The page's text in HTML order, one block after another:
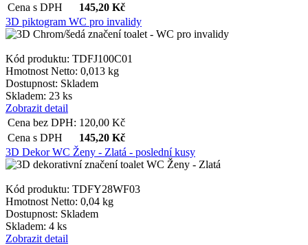
Cena s DPH
145,20 Kč
3D piktogram WC pro invalidy
Kód produktu: TDFJ100C01
Hmotnost Netto: 0,013 kg
Dostupnost: Skladem
Skladem: 23 ks
Zobrazit detail
Cena bez DPH: 120,00 Kč
Cena s DPH
145,20 Kč
3D Dekor WC Ženy - Zlatá - poslední kusy
Kód produktu: TDFY28WF03
Hmotnost Netto: 0,04 kg
Dostupnost: Skladem
Skladem: 4 ks
Zobrazit detail